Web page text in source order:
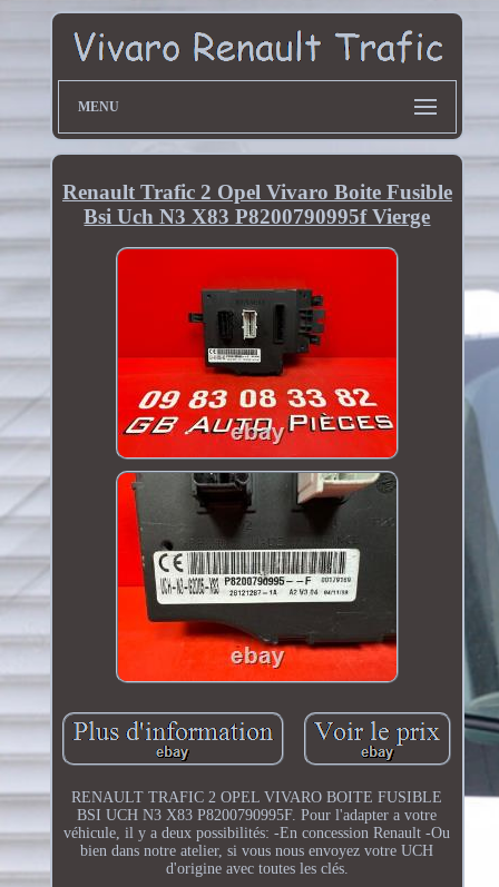
MENU
Renault Trafic 2 Opel Vivaro Boite Fusible
Bsi Uch N3 X83 P8200790995f Vierge
RENAULT TRAFIC 2 OPEL VIVARO BOITE FUSIBLE
BSI UCH N3 X83 P8200790995F. Pour l'adapter a votre
véhicule, il y a deux possibilités: -En concession Renault -Ou
bien dans notre atelier, si vous nous envoyez votre UCH
d'origine avec toutes les clés.